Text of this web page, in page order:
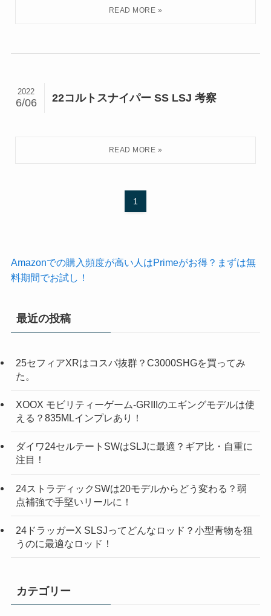
22コルトスナイパー SS LSJ 考察
2022
6/06
1
Amazonでの購入頻度が高い人はPrimeがお得？まずは無
料期間でお試し！
最近の投稿
25セフィアXRはコスパ抜群？C3000SHGを買ってみ
た。
XOOX モビリティーゲーム-GRIIIのエギングモデルは使
える？835MLインプレあり！
ダイワ24セルテートSWはSLJに最適？ギア比・自重に
注目！
24ストラディックSWは20モデルからどう変わる？弱
点補強で手堅いリールに！
24ドラッガーX SLSJってどんなロッド？小型青物を狙
うのに最適なロッド！
カテゴリー